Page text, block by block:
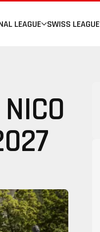
LEAGUE SWISS LEAGUE